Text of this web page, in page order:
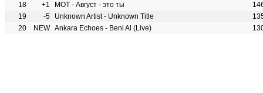
18
+1 MOT - Август - это ты
19
-5 Unknown Artist - Unknown Title
20
NEW Ankara Echoes - Beni Al (Live)